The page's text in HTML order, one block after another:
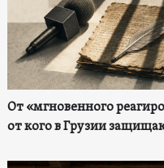
От «мгновенного
от кого в Грузии